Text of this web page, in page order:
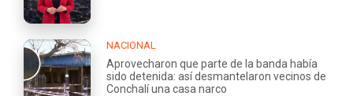
NACIONAL
Aprovecharon que parte de la banda había
sido detenida: así desmantelaron vecinos de
Conchalí una casa narco